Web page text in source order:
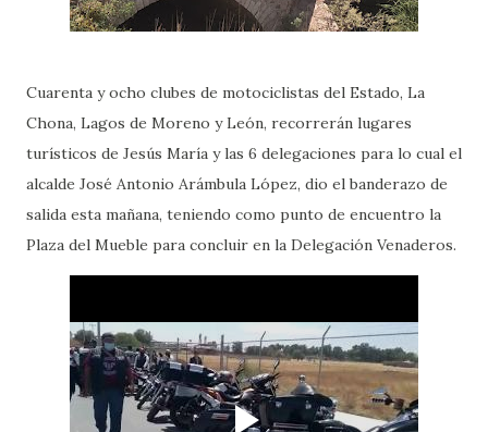
Cuarenta y ocho clubes de motociclistas del Estado, La
Chona, Lagos de Moreno y León, recorrerán lugares
turísticos de Jesús María y las 6 delegaciones para lo cual el
alcalde José Antonio Arámbula López, dio el banderazo de
salida esta mañana, teniendo como punto de encuentro la
Plaza del Mueble para concluir en la Delegación Venaderos.